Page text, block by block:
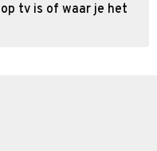
tv is of waar je het